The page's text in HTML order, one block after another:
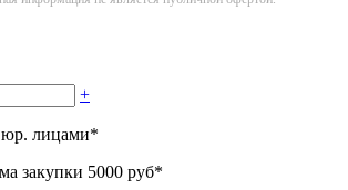
+
юр. лицами*
закупки 5000 руб*